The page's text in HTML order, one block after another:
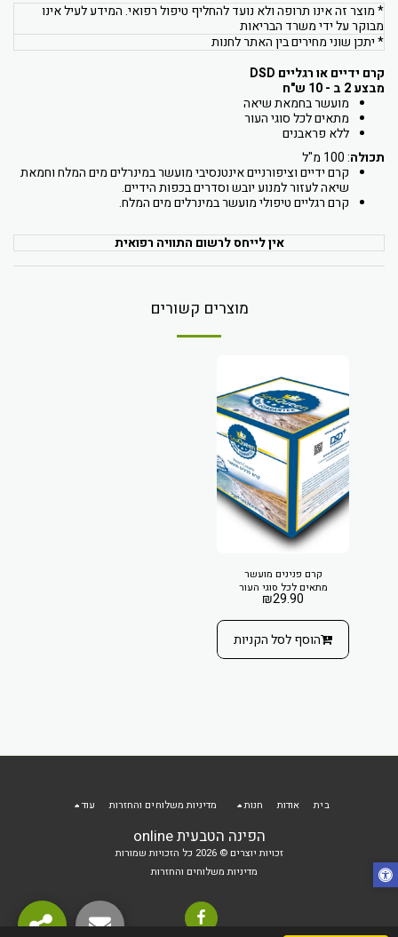
* מוצר זה אינו תרופה ולא נועד להחליף טיפול רפואי. המידע לעיל אינו
מבוקר על ידי משרד הבריאות
* יתכן שוני מחירים בין האתר לחנות
קרם ידיים או רגליים DSD
מבצע 2 ב - 10 ש"ח
מועשר בחמאת שיאה
מתאים לכל סוגי העור
ללא פראבנים
תכולה: 100 מ"ל
קרם ידיים וציפורניים אינטנסיבי מועשר במינרלים מים המלח וחמאת
שיאה לעזור למנוע יובש וסדרים בכפות הידיים.
קרם רגליים טיפולי מועשר במינרלים מים המלח.
אין לייחס לרשום התוויה רפואית
מוצרים קשורים
קרם פנינים מועשר
מתאים לכל סוגי העור
₪29.90
הוסף לסל הקניות
הפינה הטבעית online
זכויות יוצרים © 2026 כל הזכויות שמורות
מדיניות משלוחים והחזרות
בית אודות חנות מדיניות משלוחים והחזרות עוד